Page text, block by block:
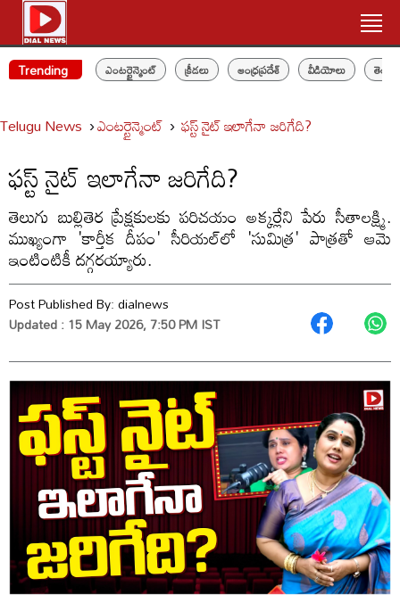
Trending ఎంటర్టైన్మెంట్ క్రీడలు ఆంధ్రప్రదేశ్ వీడియోలు
Telugu News ఎంటర్టైన్మెంట్ ఫస్ట్ నైట్ ఇలాగేనా జరిగేది?
ఫస్ట్ నైట్ ఇలాగేనా జరిగేది?
తెలుగు బుల్లితెర ప్రేక్షకులకు పరిచయం అక్కర్లేని పేరు సీతాలక్ష్మి.
ముఖ్యంగా 'కార్తీక దీపం' సీరియల్‌లో 'సుమిత్ర' పాత్రతో ఆమె
ఇంటింటికీ దగ్గరయ్యారు.
Post Published By:dialnews
Updated : 15 May 2026, 7:50 PM IST